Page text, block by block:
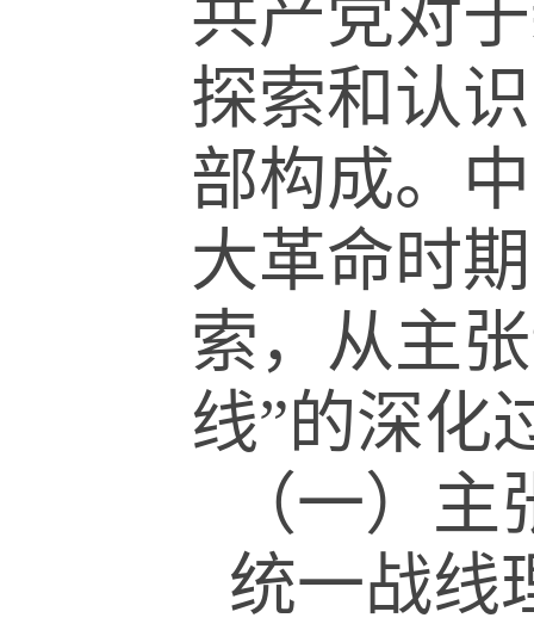
共产党对
探索和认
部构成。
大革命时
索，从主张
线”的深化
（一）主
统一战线